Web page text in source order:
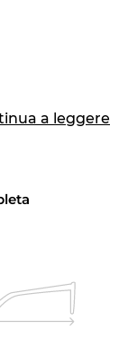
a leggere